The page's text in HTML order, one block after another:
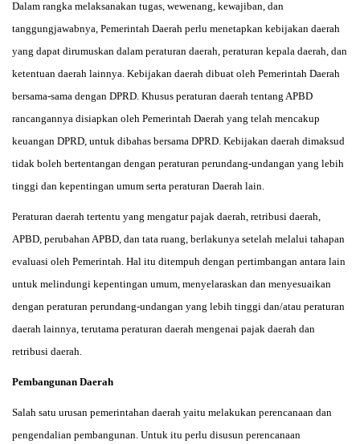
Dalam rangka melaksanakan tugas, wewenang, kewajiban, dan
tanggungjawabnya, Pemerintah Daerah perlu menetapkan kebijakan daerah
yang dapat dirumuskan dalam peraturan daerah, peraturan kepala daerah, dan
ketentuan daerah lainnya. Kebijakan daerah dibuat oleh Pemerintah Daerah
bersama-sama dengan DPRD. Khusus peraturan daerah tentang APBD
rancangannya disiapkan oleh Pemerintah Daerah yang telah mencakup
keuangan DPRD, untuk dibahas bersama DPRD. Kebijakan daerah dimaksud
tidak boleh bertentangan dengan peraturan perundang-undangan yang lebih
tinggi dan kepentingan umum serta peraturan Daerah lain.
Peraturan daerah tertentu yang mengatur pajak daerah, retribusi daerah,
APBD, perubahan APBD, dan tata ruang, berlakunya setelah melalui tahapan
evaluasi oleh Pemerintah. Hal itu ditempuh dengan pertimbangan antara lain
untuk melindungi kepentingan umum, menyelaraskan dan menyesuaikan
dengan peraturan perundang-undangan yang lebih tinggi dan/atau peraturan
daerah lainnya, terutama peraturan daerah mengenai pajak daerah dan
retribusi daerah.
Pembangunan Daerah
Salah satu urusan pemerintahan daerah yaitu melakukan perencanaan dan
pengendalian pembangunan. Untuk itu perlu disusun perencanaan